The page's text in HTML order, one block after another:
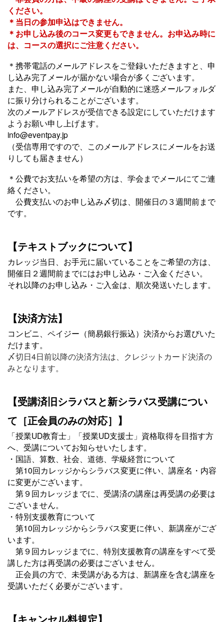
ください。
＊当日の参加申込はできません。
＊お申し込み後のコース変更もできません。お申込み時に
は、コースの選択にご注意ください。
＊携帯電話のメールアドレスをご登録いただきますと、申
し込み完了メールが届かない場合が多くございます。
また、申し込み完了メールが自動的に迷惑メールフォルダ
に振り分けられることがございます。
次のメールアドレスが受信できる設定にしていただけます
ようお願い申し上げます。
info@eventpay.jp
（受信専用ですので、このメールアドレスにメールをお送
りしても届きません）
＊公費でお支払いを希望の方は、学会までメールにてご連
絡ください。
公費支払いのお申し込み〆切は、開催日の３週間前まで
です。
【テキストブックについて】
カレッジ当日、お手元に届いていることをご希望の方は、
開催日２週間前までにはお申し込み・ご入金ください。
それ以降のお申し込み・ご入金は、順次発送いたします。
【決済方法】
コンビニ、ペイジー（簡易銀行振込）決済からお選びいた
だけます。
〆切日4日前以降の決済方法は、クレジットカード決済の
みとなります。
【受講済旧シラバスと新シラバス受講につい
て［正会員のみの対応］】
「授業UD教育士」「授業UD支援士」資格取得を目指す方
へ、受講についてお知らせいたします。
・国語、算数、社会、道徳、学級経営について
第10回カレッジからシラバス変更に伴い、講座名・内容
に変更がございます。
第９回カレッジまでに、受講済の講座は再受講の必要は
ございません。
・特別支援教育について
第10回カレッジからシラバス変更に伴い、新講座がござ
います。
第９回カレッジまでに、特別支援教育の講座をすべて受
講した方は再受講の必要はございません。
正会員の方で、未受講がある方は、新講座を含む講座を
受講いただく必要がございます。
【キャンセル料規定】